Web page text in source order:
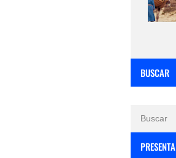
BUSCAR
PRESENTA